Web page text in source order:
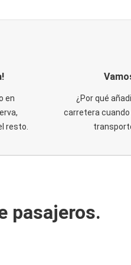
en
resto.
¿Por qué
carretera cuando
pasajeros.